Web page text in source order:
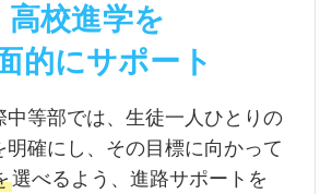
高校進学を
的にサポート
中等部では、生徒一人ひとりの
明確にし、その目標に向かって
選べるよう、進路サポートを